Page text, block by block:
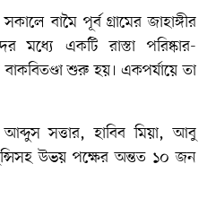
বামৈ পূর্ব গ্রামের জাহাঙ্গীর
একটি রাস্তা পরিষ্কার-
বাকবিতণ্ডা শুরু হয়। একপর্যায়ে তা
আব্দুস সত্তার, হাবিব মিয়া, আবু
উভয় পক্ষের অন্তত ১০ জন